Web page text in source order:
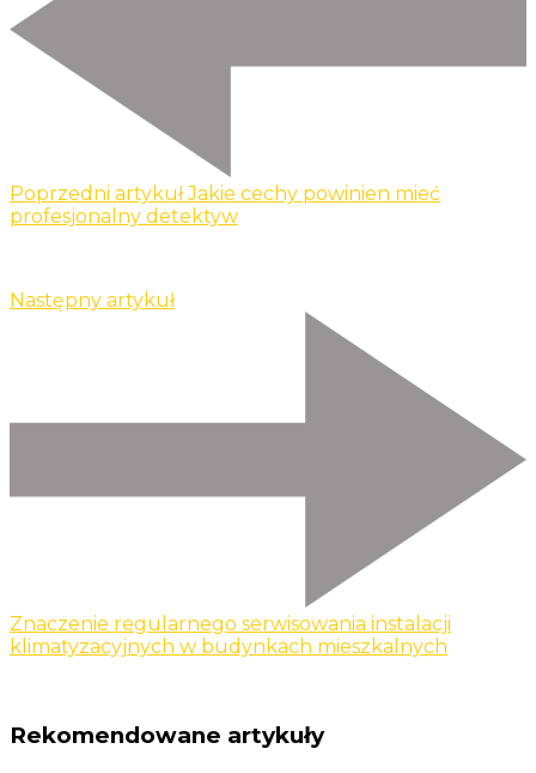
Poprzedni artykuł Jakie cechy powinien mieć
profesjonalny detektyw
Następny artykuł
Znaczenie regularnego serwisowania instalacji
klimatyzacyjnych w budynkach mieszkalnych
Rekomendowane artykuły